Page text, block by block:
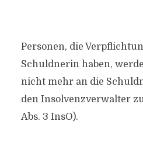
Personen, die
Schuldnerin haben,
nicht mehr an die
den Insolvenzverwalter
Abs. 3 InsO).